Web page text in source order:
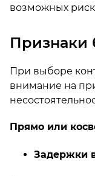
возможных
Признаки
При выборе
внимание на
Прямо или
Задержки